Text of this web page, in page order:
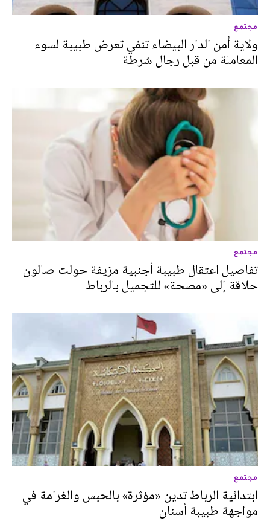
مجتمع
ولاية أمن الدار البيضاء تنفي تعرض طبيبة لسوء
المعاملة من قبل رجال شرطة
مجتمع
تفاصيل اعتقال طبيبة أجنبية مزيفة حولت صالون
حلاقة إلى «مصحة» للتجميل بالرباط
مجتمع
ابتدائية الرباط تدين «مؤثرة» بالحبس والغرامة في
مواجهة طبيبة أسنان